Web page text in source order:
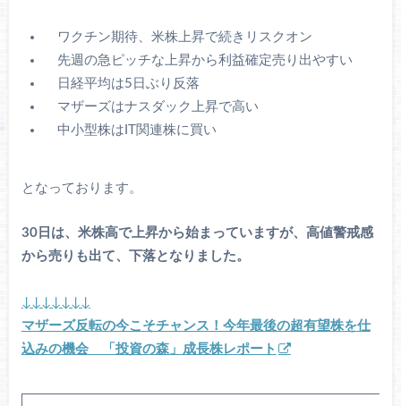
ワクチン期待、米株上昇で続きリスクオン
先週の急ピッチな上昇から利益確定売り出やすい
日経平均は5日ぶり反落
マザーズはナスダック上昇で高い
中小型株はIT関連株に買い
となっております。
30日は、米株高で上昇から始まっていますが、高値警戒感
から売りも出て、下落となりました。
↓↓↓↓↓↓↓
マザーズ反転の今こそチャンス！今年最後の超有望株を仕
込みの機会 「投資の森」成長株レポート